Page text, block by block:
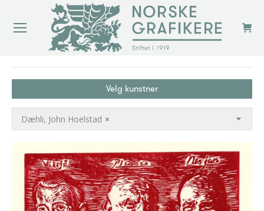
Velg kunstner
×
Dæhli, John Hoelstad